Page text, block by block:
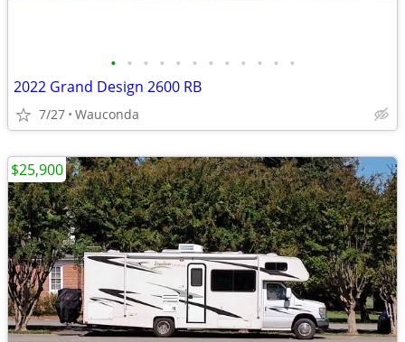
• • • • • • • • • • • •
2022 Grand Design 2600 RB
7/27 Wauconda
$25,900